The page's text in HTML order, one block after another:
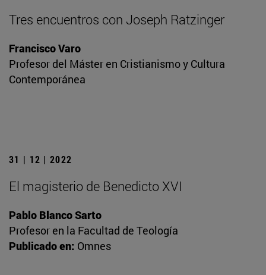
Tres encuentros con Joseph Ratzinger
Francisco Varo
Profesor del Máster en Cristianismo y Cultura
Contemporánea
31 | 12 | 2022
El magisterio de Benedicto XVI
Pablo Blanco Sarto
Profesor en la Facultad de Teología
Publicado en: Omnes